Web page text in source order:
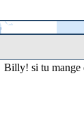
Billy! si tu mange